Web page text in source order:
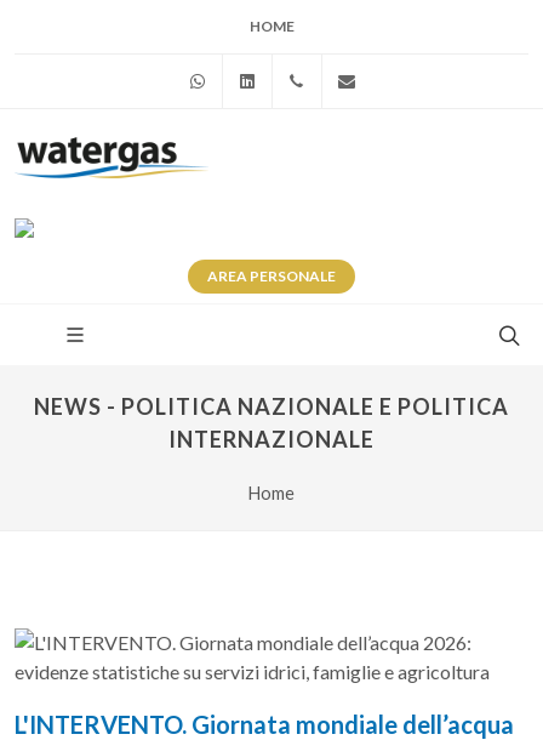
HOME
WhatsAppLinkedin+39 345 281 0246
AREA PERSONALE
NEWS - POLITICA NAZIONALE E POLITICA
INTERNAZIONALE
Home
L'INTERVENTO. Giornata mondiale dell’acqua